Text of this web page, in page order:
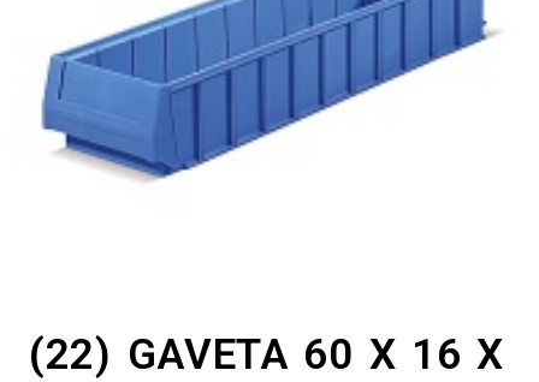
(22) GAVETA 60 X 16 X